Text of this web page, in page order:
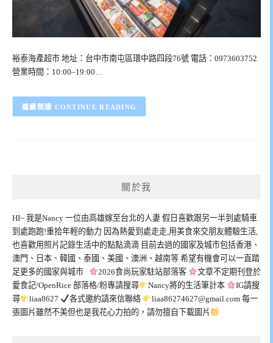
裕泰海產超市 地址：台中市南屯區環中路四段76號 電話：0973603752
營業時間：10:00–19:00…
CONTINUE READING
關於我
HI~ 我是Nancy 一位由高雄嫁至台北的人妻 假日喜歡跟另一半到處騎車
到處跑跑!重拾年輕的動力 因為熱愛到處走走,用美食來交朋友體驗生活,
也喜歡用照片記錄生活中的點點滴滴 目前去過的國家及城市包括香港、
澳門、日本、韓國、泰國、美國、澳洲、越南等 希望有機會可以一直踏
足更多的國家與城市
2026食尚玩家駐站部落客
文章不定期刊登於
愛食記/OpenRice 部落格/粉專請搜尋
Nancy將的生活筆計本
IG請搜
尋
liaa8627 各式邀約請來信聯絡 liaa86274627@gmail.com每一
張圖片雖然不美但也是我花心力拍的，請勿擅自下載圖片